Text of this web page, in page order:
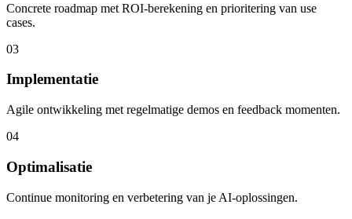
Concrete roadmap met ROI-berekening en prioritering van use
cases.
03
Implementatie
Agile ontwikkeling met regelmatige demos en feedback momenten.
04
Optimalisatie
Continue monitoring en verbetering van je AI-oplossingen.